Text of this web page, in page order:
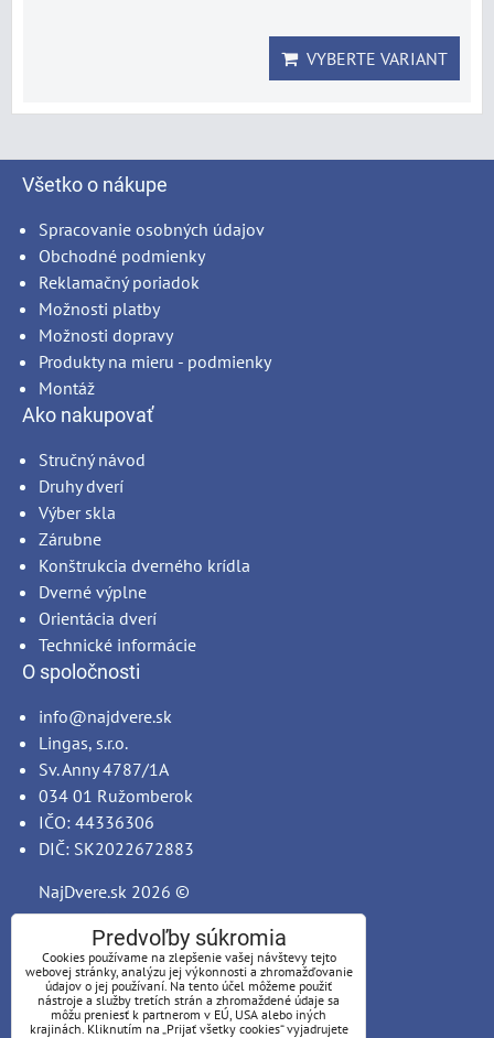
VYBERTE VARIANT
Všetko o nákupe
Spracovanie osobných údajov
Obchodné podmienky
Reklamačný poriadok
Možnosti platby
Možnosti dopravy
Produkty na mieru - podmienky
Montáž
Ako nakupovať
Stručný návod
Druhy dverí
Výber skla
Zárubne
Konštrukcia dverného krídla
Dverné výplne
Orientácia dverí
Technické informácie
O spoločnosti
info@najdvere.sk
Lingas, s.r.o.
Sv. Anny 4787/1A
034 01 Ružomberok
IČO: 44336306
DIČ: SK2022672883
NajDvere.sk 2026 ©
Predvoľby súkromia
Cookies používame na zlepšenie vašej návštevy tejto
webovej stránky, analýzu jej výkonnosti a zhromažďovanie
údajov o jej používaní. Na tento účel môžeme použiť
nástroje a služby tretích strán a zhromaždené údaje sa
môžu preniesť k partnerom v EÚ, USA alebo iných
krajinách. Kliknutím na „Prijať všetky cookies“ vyjadrujete